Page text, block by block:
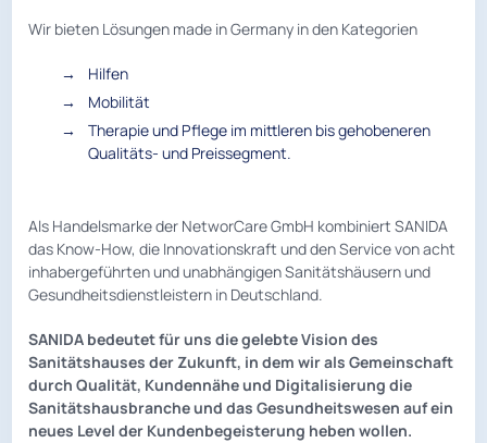
Wir bieten Lösungen made in Germany in den Kategorien
Hilfen
Mobilität
Therapie und Pflege im mittleren bis gehobeneren
Qualitäts- und Preissegment.
Als Handelsmarke der NetworCare GmbH kombiniert SANIDA
das Know-How, die Innovationskraft und den Service von acht
inhabergeführten und unabhängigen Sanitätshäusern und
Gesundheitsdienstleistern in Deutschland.
SANIDA bedeutet für uns die gelebte Vision des
Sanitätshauses der Zukunft, in dem wir als Gemeinschaft
durch Qualität, Kundennähe und Digitalisierung die
Sanitätshausbranche und das Gesundheitswesen auf ein
neues Level der Kundenbegeisterung heben wollen.